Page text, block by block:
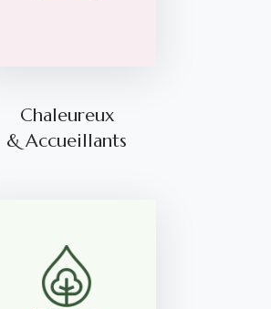
Chaleureux
& Accueillants